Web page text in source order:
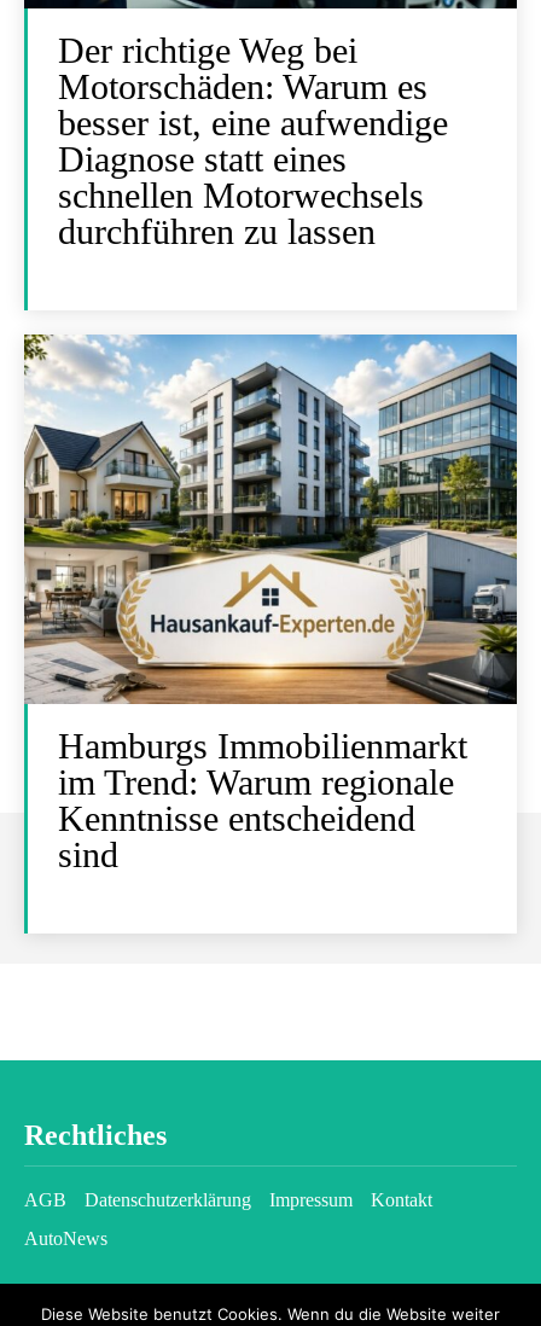
Der richtige Weg bei
Motorschäden: Warum es
besser ist, eine aufwendige
Diagnose statt eines
schnellen Motorwechsels
durchführen zu lassen
Hamburgs Immobilienmarkt
im Trend: Warum regionale
Kenntnisse entscheidend
sind
Rechtliches
AGB Datenschutzerklärung Impressum
Kontakt
AutoNews
Diese Website benutzt Cookies. Wenn du die Website weiter